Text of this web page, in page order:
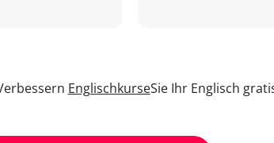
EnglischkurseSie Ihr Englisch